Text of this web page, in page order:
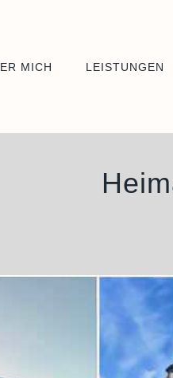
MICH LEISTUNGEN